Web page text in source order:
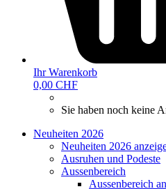
Ihr Warenkorb
0,00 CHF
Sie haben noch keine
Neuheiten 2026
Neuheiten 2026
Ausruhen und Podeste
Aussenbereich
Aussenbereich